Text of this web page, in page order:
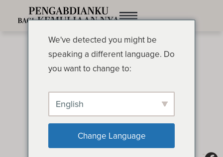
“Ya, Tetapi . . .”
OLEH OSWALD CHAMBERS
We've detected you might be
speaking a different language. Do
you want to change to:
English
Change Language